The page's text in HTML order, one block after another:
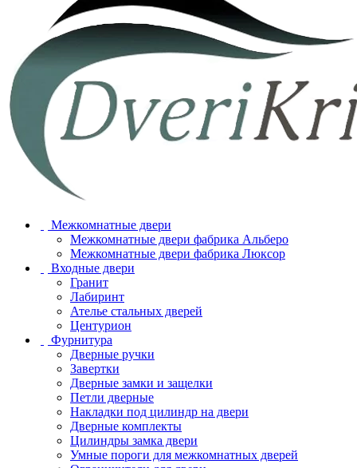
Межкомнатные двери
Межкомнатные двери фабрика Альберо
Межкомнатные двери фабрика Люксор
Входные двери
Гранит
Лабиринт
Ателье стальных дверей
Центурион
Фурнитура
Дверные ручки
Завертки
Дверные замки и защелки
Петли дверные
Накладки под цилиндр на двери
Дверные комплекты
Цилиндры замка двери
Умные пороги для межкомнатных дверей